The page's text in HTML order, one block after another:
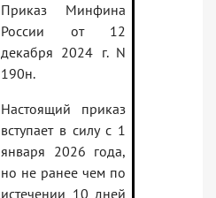
Приказ Минфина
России от 12
декабря 2024 г. N
190н.
Настоящий приказ
вступает в силу с 1
января 2026 года,
но не ранее чем по
истечении 10 дней